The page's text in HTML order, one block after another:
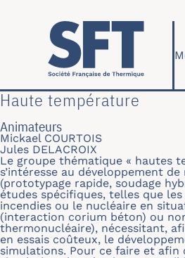
Skip to main content
Haute température
Animateurs
Mickael COURTOIS
Jules DELACROIX
Le groupe thématique « hautes
s’intéresse au développement
(prototypage rapide, soudage
études spécifiques, telles que
incendies ou le nucléaire en
(interaction corium béton) ou
thermonucléaire), nécessitant,
en essais coûteux, le
simulations. Pour ce faire et afin